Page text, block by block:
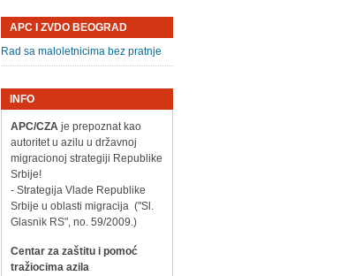
APC I ZVDO BEOGRAD
Rad sa maloletnicima bez pratnje
INFO
APC/CZAje prepoznat kao
autoritet u azilu u državnoj
migracionoj strategiji Republike
Srbije!
- Strategija Vlade Republike
Srbije u oblasti migracija ("Sl.
Glasnik RS", no. 59/2009.)
Centar za zaštitu i pomoć
tražiocima azila